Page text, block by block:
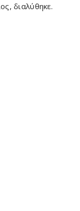
διαλύθηκε.